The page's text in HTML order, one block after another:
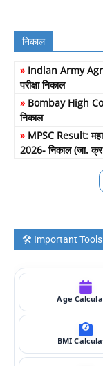
निकाल
» Indian Army
परीक्षा निकाल
» Bombay High
निकाल
» MPSC Result:
2026- निकाल (जा.
🛠️ Important Tools
Age
BMI